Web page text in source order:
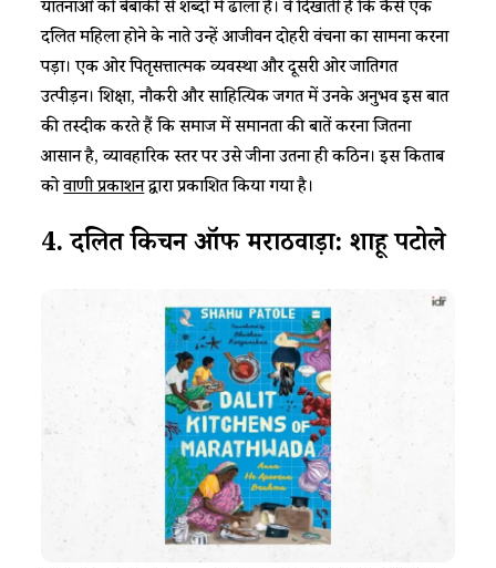
यातनाओं को बेबाकी से शब्दों में ढाला है। वे दिखाती हैं कि कैसे एक
दलित महिला होने के नाते उन्हें आजीवन दोहरी वंचना का सामना करना
पड़ा। एक ओर पितृसत्तात्मक व्यवस्था और दूसरी ओर जातिगत
उत्पीड़न। शिक्षा, नौकरी और साहित्यिक जगत में उनके अनुभव इस बात
की तस्दीक करते हैं कि समाज में समानता की बातें करना जितना
आसान है, व्यावहारिक स्तर पर उसे जीना उतना ही कठिन। इस किताब
कोवाणी प्रकाशनद्वारा प्रकाशित किया गया है।
4. दलितकिचनऑफमराठवाड़ा:शाहूपटोले